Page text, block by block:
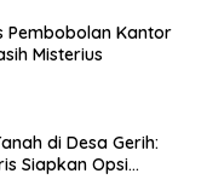
Pembobolan Kantor
Misterius
di Desa Gerih:
Siapkan Opsi